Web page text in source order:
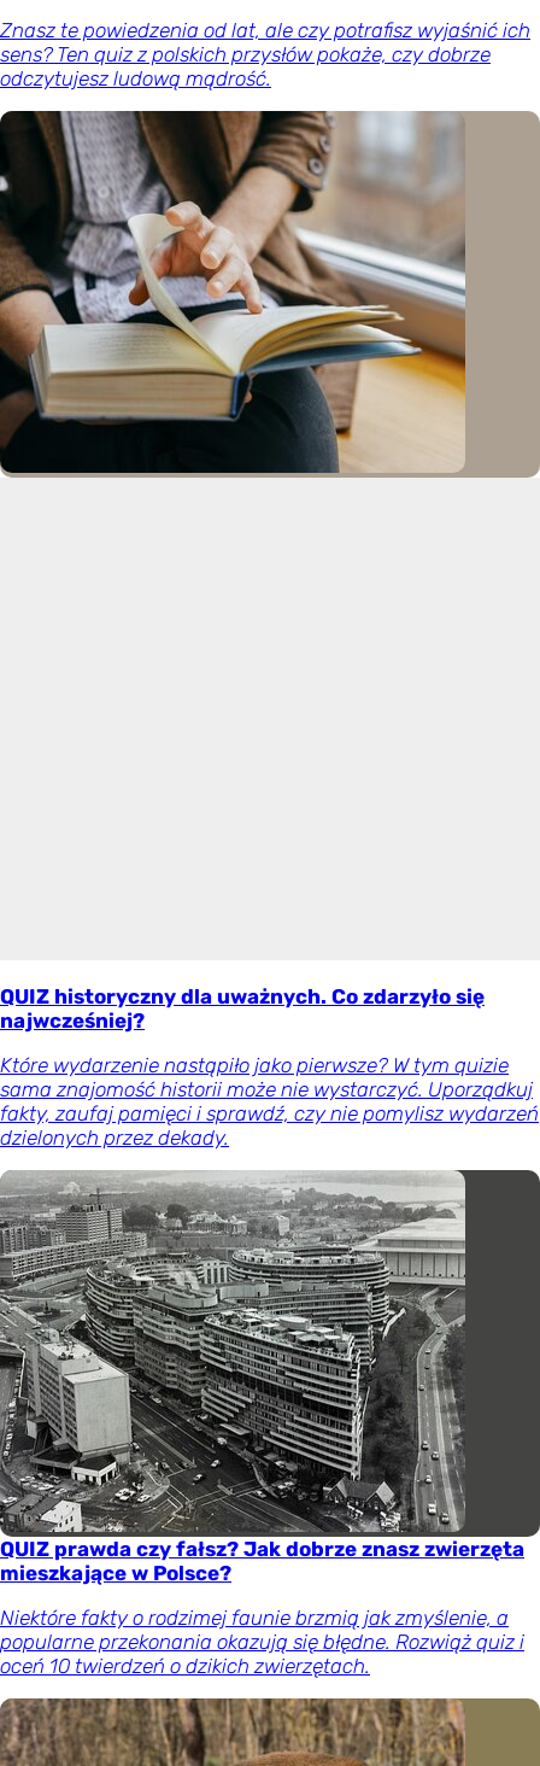
Znasz te powiedzenia od lat, ale czy potrafisz wyjaśnić ich
sens? Ten quiz z polskich przysłów pokaże, czy dobrze
odczytujesz ludową mądrość.
QUIZ historyczny dla uważnych. Co zdarzyło się
najwcześniej?
Które wydarzenie nastąpiło jako pierwsze? W tym quizie
sama znajomość historii może nie wystarczyć. Uporządkuj
fakty, zaufaj pamięci i sprawdź, czy nie pomylisz wydarzeń
dzielonych przez dekady.
QUIZ prawda czy fałsz? Jak dobrze znasz zwierzęta
mieszkające w Polsce?
Niektóre fakty o rodzimej faunie brzmią jak zmyślenie, a
popularne przekonania okazują się błędne. Rozwiąż quiz i
oceń 10 twierdzeń o dzikich zwierzętach.